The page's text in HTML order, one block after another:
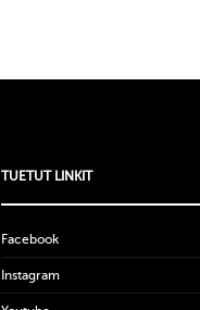
TUETUT LINKIT
Facebook
Instagram